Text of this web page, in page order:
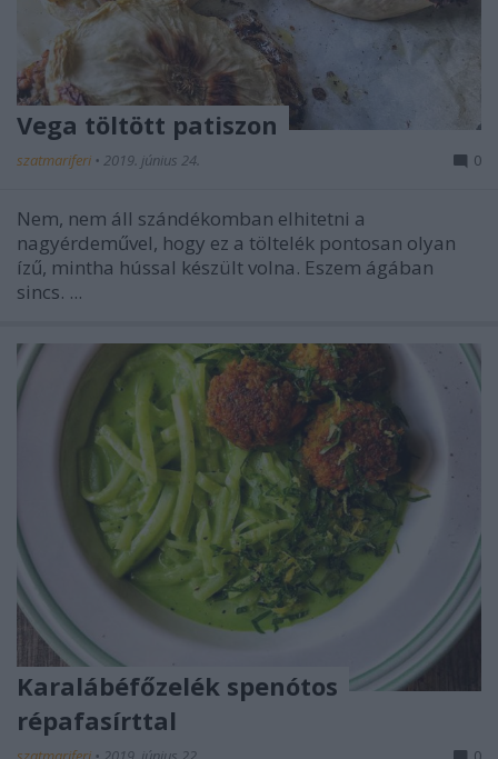
Vega töltött patiszon
szatmariferi • 2019. június 24. 0
Nem, nem áll szándékomban elhitetni a
nagyérdeművel, hogy ez a töltelék pontosan olyan
ízű, mintha hússal készült volna. Eszem ágában
sincs. ...
Karalábéfőzelék spenótos
répafasírttal